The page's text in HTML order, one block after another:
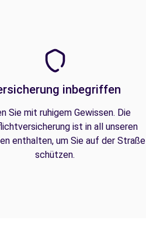
inbegriffen
Sie mit ruhigem Gewissen. Die
ist in all unseren
enthalten, um Sie auf der
schützen.